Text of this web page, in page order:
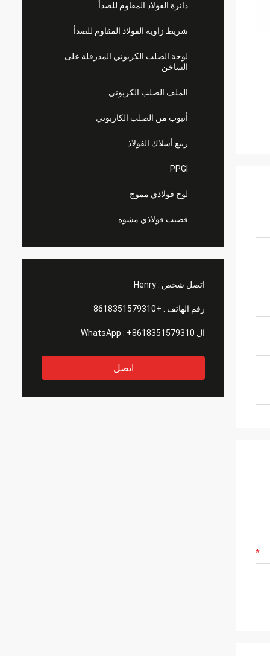
دائرة الفولاذ المقاوم للصدأ
شريط زاوية الفولاذ المقاوم للصدأ
لوحة الصلب الكربوني المدرفلة على
الساخن
الملف الصلب الكربوني
أنبوب من الصلب الكاربوني
ربيع أسلاك الفولاذ
PPGI
لوح فولاذي مموج
قضيب فولاذي مشوه
اتصل شخص :Henry
رقم الهاتف : +8618351579310
ال WhatsApp : +8618351579310
اتصل